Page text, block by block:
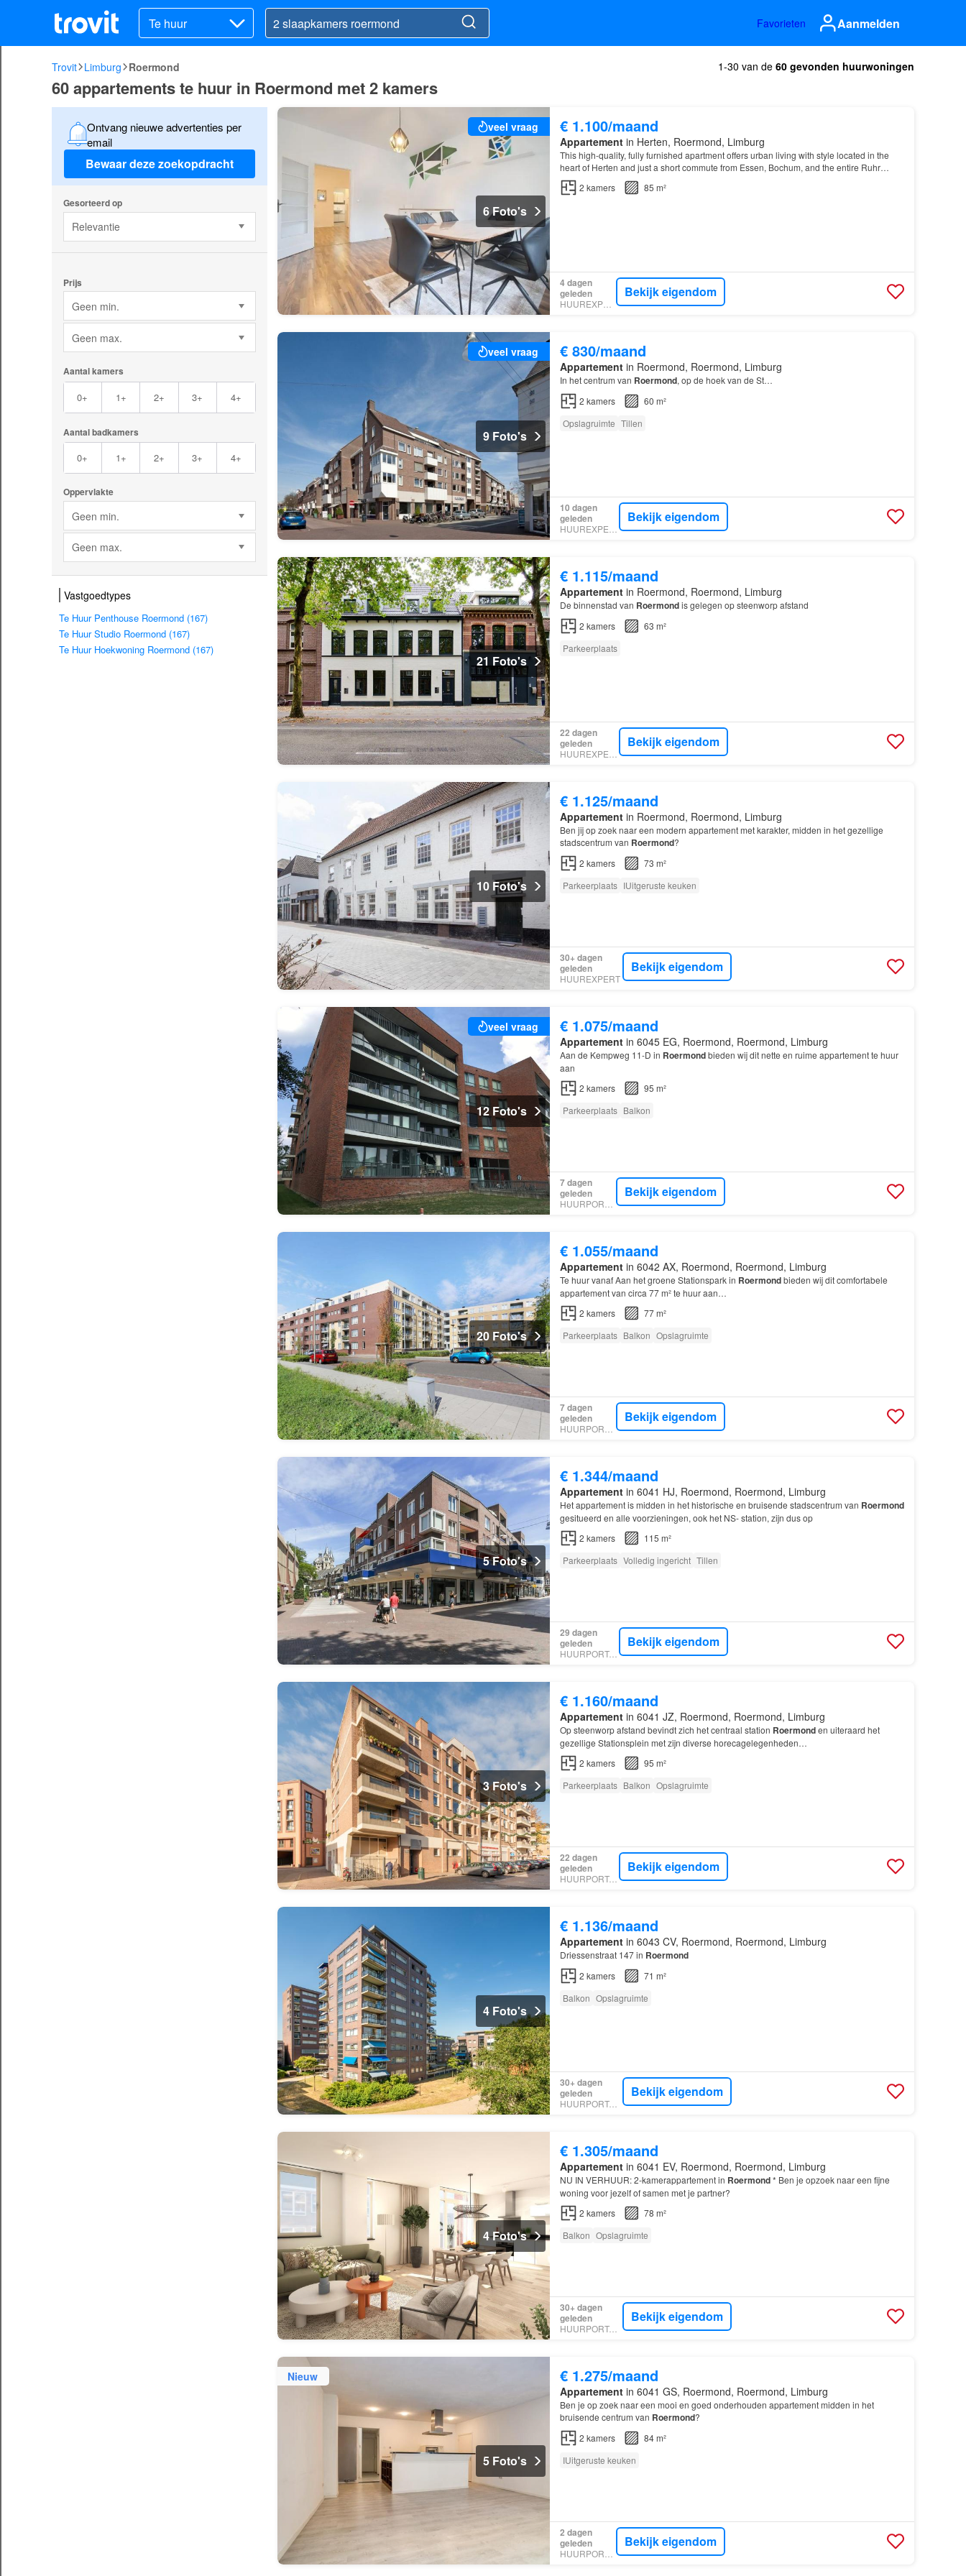
Te huur Favorieten Aanmelden
Trovit Limburg Roermond 1-30 van de 60 gevonden huurwoningen
60 appartements te huur in Roermond met 2 kamers
Ontvang nieuwe advertenties per
email
Bewaar deze zoekopdracht
Gesorteerd op
Relevantie
Prijs
Geen min.
Geen max.
Aantal kamers
0+ 1+ 2+ 3+ 4+
Aantal badkamers
0+ 1+ 2+ 3+ 4+
Oppervlakte
Geen min.
Geen max.
Vastgoedtypes
Te Huur Penthouse Roermond (167)
Te Huur Studio Roermond (167)
Te Huur Hoekwoning Roermond (167)
veel vraag
6 Foto's
€ 1.100/maand
Appartementin Herten, Roermond, Limburg
This high-quality, fully furnished apartment offers urban living with style located in the
heart of Herten and just a short commute from Essen, Bochum, and the entire Ruhr
area…
2 kamers 85 m²
4 dagen
geleden
HUUREXPERT
Bekijk eigendom
veel vraag
9 Foto's
€ 830/maand
Appartementin Roermond, Roermond, Limburg
In het centrum van Roermond, op de hoek van de St…
2 kamers
60 m²
Opslagruimte Tillen
10 dagen
geleden
Bekijk eigendom
21 Foto's
€ 1.115/maand
Appartementin Roermond, Roermond, Limburg
De binnenstad van Roermondis gelegen op steenworp afstand
2 kamers
63 m²
Parkeerplaats
22 dagen
geleden
Bekijk eigendom
10 Foto's
€ 1.125/maand
Appartementin Roermond, Roermond, Limburg
Ben jij op zoek naar een modern appartement met karakter, midden in het gezellige
stadscentrum van Roermond?
2 kamers
73 m²
Parkeerplaats IUitgeruste keuken
30+ dagen
geleden
HUUREXPERT
Bekijk eigendom
veel vraag
12 Foto's
€ 1.075/maand
Appartementin 6045 EG, Roermond, Roermond, Limburg
Aan de Kempweg 11-D in Roermondbieden wij dit nette en ruime appartement te huur
aan
2 kamers
95 m²
Parkeerplaats Balkon
7 dagen
geleden
Bekijk eigendom
20 Foto's
€ 1.055/maand
Appartementin 6042 AX, Roermond, Roermond, Limburg
Te huur vanaf Aan het groene Stationspark in Roermondbieden wij dit comfortabele
appartement van circa 77 m² te huur aan…
2 kamers
77 m²
Parkeerplaats Balkon Opslagruimte
7 dagen
geleden
Bekijk eigendom
5 Foto's
€ 1.344/maand
Appartementin 6041 HJ, Roermond, Roermond, Limburg
Het appartement is midden in het historische en bruisende stadscentrum van Roermond
gesitueerd en alle voorzieningen, ook het NS- station, zijn dus op
2 kamers
115 m²
Parkeerplaats Volledig ingericht Tillen
29 dagen
geleden
HUURPORTAAL
Bekijk eigendom
3 Foto's
€ 1.160/maand
Appartementin 6041 JZ, Roermond, Roermond, Limburg
Op steenworp afstand bevindt zich het centraal station Roermonden uiteraard het
gezellige Stationsplein met zijn diverse horecagelegenheden…
2 kamers
95 m²
Parkeerplaats Balkon Opslagruimte
22 dagen
geleden
HUURPORTAAL
Bekijk eigendom
4 Foto's
€ 1.136/maand
Appartementin 6043 CV, Roermond, Roermond, Limburg
Driessenstraat 147 in Roermond
2 kamers
71 m²
Balkon Opslagruimte
30+ dagen
geleden
HUURPORTAAL
Bekijk eigendom
4 Foto's
€ 1.305/maand
Appartementin 6041 EV, Roermond, Roermond, Limburg
NU IN VERHUUR: 2-kamerappartement in Roermond* Ben je opzoek naar een fijne
woning voor jezelf of samen met je partner?
2 kamers
78 m²
Balkon Opslagruimte
30+ dagen
geleden
HUURPORTAAL
Bekijk eigendom
Nieuw
5 Foto's
€ 1.275/maand
Appartementin 6041 GS, Roermond, Roermond, Limburg
Ben je op zoek naar een mooi en goed onderhouden appartement midden in het
bruisende centrum van Roermond?
2 kamers
84 m²
IUitgeruste keuken
2 dagen
geleden
Bekijk eigendom